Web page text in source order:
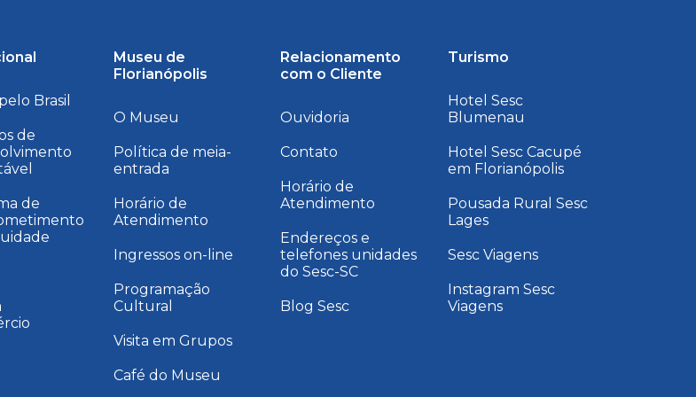
Brasil
de
de
Museu de
Florianópolis
O Museu
Política de meia-
entrada
Horário de
Atendimento
Ingressos on-line
Programação
Cultural
Visita em Grupos
Café do Museu
Relacionamento
com o Cliente
Ouvidoria
Contato
Horário de
Atendimento
Endereços e
telefones unidades
do Sesc-SC
Blog Sesc
Turismo
Hotel Sesc
Blumenau
Hotel Sesc Cacupé
em Florianópolis
Pousada Rural Sesc
Lages
Sesc Viagens
Instagram Sesc
Viagens